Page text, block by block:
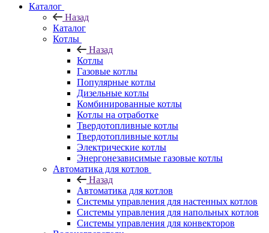
Каталог
Назад
Каталог
Котлы
Назад
Котлы
Газовые котлы
Популярные котлы
Дизельные котлы
Комбинированные котлы
Котлы на отработке
Твердотопливные котлы
Твердотопливные котлы
Электрические котлы
Энергонезависимые газовые котлы
Автоматика для котлов
Назад
Автоматика для котлов
Системы управления для настенных котлов
Системы управления для напольных котлов
Системы управления для конвекторов